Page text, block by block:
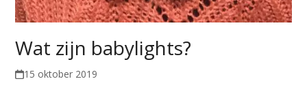
Wat zijn babylights?
15 oktober 2019